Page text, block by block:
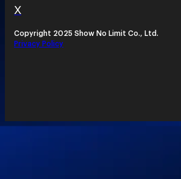
X
Copyright 2025 Show No Limit Co., Ltd.
Privacy Policy